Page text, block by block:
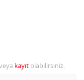
kayıt olabilirsiniz.